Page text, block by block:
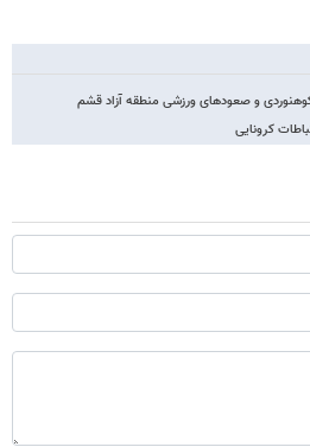
و صعودهای ورزشی منطقه آزاد قشم
کرونایی